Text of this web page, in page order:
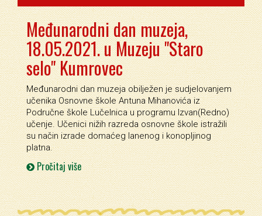
Međunarodni dan muzeja,
18.05.2021. u Muzeju "Staro
selo" Kumrovec
Međunarodni dan muzeja obilježen je sudjelovanjem
učenika Osnovne škole Antuna Mihanovića iz
Područne škole Lučelnica u programu Izvan(Redno)
učenje. Učenici nižih razreda osnovne škole istražili
su način izrade domaćeg lanenog i konopljinog
platna.
Pročitaj više